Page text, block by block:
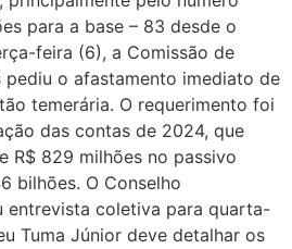
para a base – 83 desde o
feira (6), a Comissão de
o afastamento imediato de
temerária. O requerimento foi
das contas de 2024, que
R$ 829 milhões no passivo
bilhões. O Conselho
entrevista coletiva para quarta-
Tuma Júnior deve detalhar os